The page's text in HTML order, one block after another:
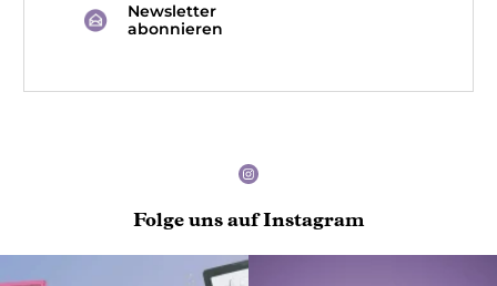
Newsletter
abonnieren
Folge uns auf Instagram